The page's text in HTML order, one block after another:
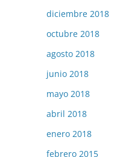
diciembre 2018
octubre 2018
agosto 2018
junio 2018
mayo 2018
abril 2018
enero 2018
febrero 2015